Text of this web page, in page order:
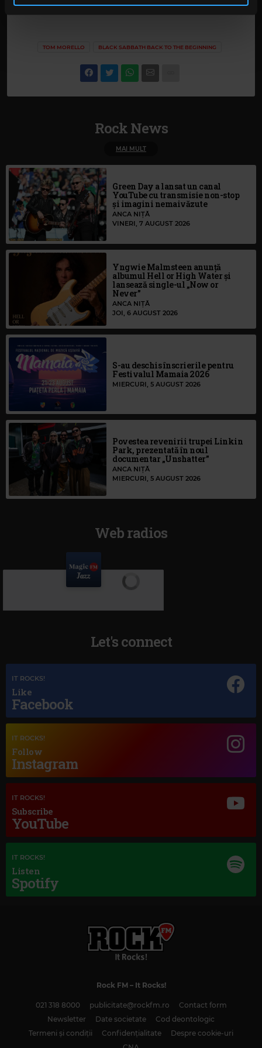
continuați să utilizați website-ul nostru, sunteți de acord
TOM MORELLO BLACK SABBATH BACK TO THE BEGINNING
Rock News
MAI MULT
Green Day a lansat un canal
YouTube cu transmisie non-stop
și imagini nemaivăzute
ANCA NIȚĂ
VINERI, 7 AUGUST 2026
Yngwie Malmsteen anunță
albumul Hell or High Water și
lansează single-ul „Now or
Never”
ANCA NIȚĂ
JOI, 6 AUGUST 2026
S-au deschis înscrierile pentru
Festivalul Mamaia 2026
MIERCURI, 5 AUGUST 2026
Povestea revenirii trupei Linkin
Park, prezentată în noul
documentar „Unshatter”
ANCA NIȚĂ
MIERCURI, 5 AUGUST 2026
Web radios
FRANK SINATRA–THE GIRL FROM IPANEMA
Magic Classic Music
ECLOGUE, OP.10
Magic Love
THE CARDIGANS
Let's connect
IT ROCKS!
Like
Facebook
IT ROCKS!
Follow
Instagram
IT ROCKS!
Subscribe
YouTube
IT ROCKS!
Listen
Spotify
Rock FM– It Rocks!
021 318 8000 publicitate@rockfm.ro
Contact form
Newsletter
Date societate
Cod deontologic
Termeni și condiții
Confidențialitate
Despre cookie-uri